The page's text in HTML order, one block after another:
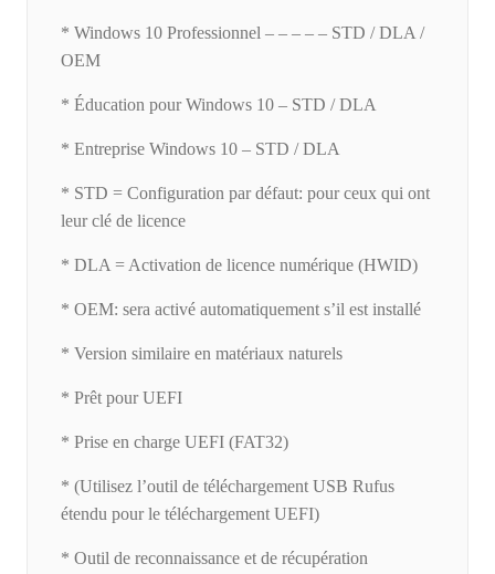
* Windows 10 Professionnel – – – – – STD / DLA /
OEM
* Éducation pour Windows 10 – STD / DLA
* Entreprise Windows 10 – STD / DLA
* STD = Configuration par défaut: pour ceux qui ont
leur clé de licence
* DLA = Activation de licence numérique (HWID)
* OEM: sera activé automatiquement s’il est installé
* Version similaire en matériaux naturels
* Prêt pour UEFI
* Prise en charge UEFI (FAT32)
* (Utilisez l’outil de téléchargement USB Rufus
étendu pour le téléchargement UEFI)
* Outil de reconnaissance et de récupération